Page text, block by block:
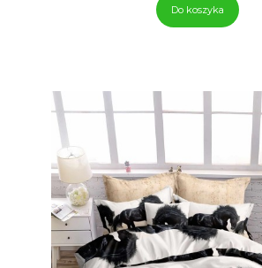
Do koszyka